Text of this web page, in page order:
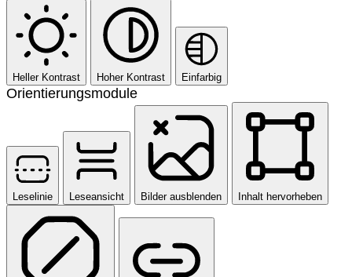
Heller Kontrast Hoher Kontrast Einfarbig
Orientierungsmodule
Leselinie Leseansicht Bilder ausblenden Inhalt hervorheben